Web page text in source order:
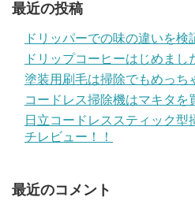
最近の投稿
ドリッパーでの味の違いを検
ドリップコーヒーはじめまし
塗装用刷毛は掃除でもめっち
コードレス掃除機はマキタを
日立コードレススティック
チレビュー！！
最近のコメント